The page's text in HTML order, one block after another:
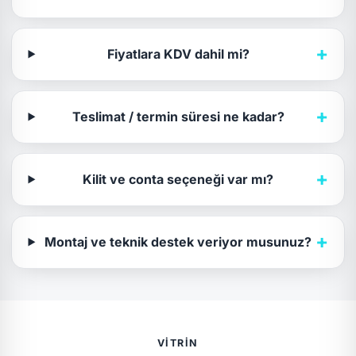
Fiyatlara KDV dahil mi? +
Teslimat / termin süresi ne kadar? +
Kilit ve conta seçeneği var mı? +
Montaj ve teknik destek veriyor musunuz? +
VITRIN